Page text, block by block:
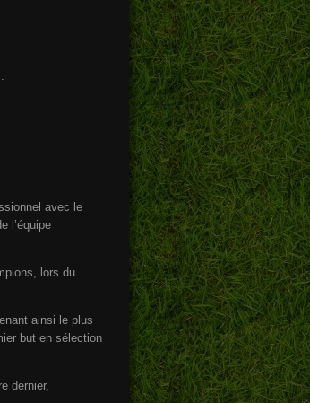
avec le
l’équipe
lors du
ainsi le plus
but en sélection
dernier,